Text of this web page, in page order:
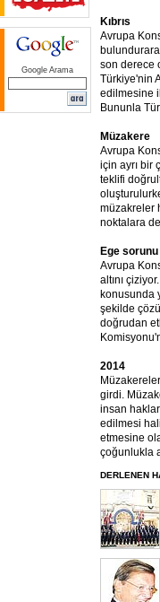
Google Arama
Kıbrıs
Avrupa
son derece
Türkiye'nin
edilmesine
Bununla
Müzakere
Avrupa
için ayrı bir
teklifi
müzakreler
noktalara
Ege sorunu
Avrupa
altını
konusunda
şekilde
doğrudan
2014
girdi.
insan
edilmesi
etmesine
çoğunlukla
DERLENEN